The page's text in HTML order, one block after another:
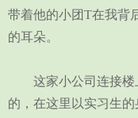
带着他的小团T在我背
的耳朵。
这家小公司连接楼
的，在这里以实习生